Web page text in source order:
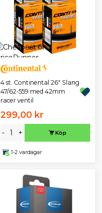
4 st. Continental 26" Slang
47/62-559 med 42mm
racer ventil
299,00 kr
- + Köp
1-2 vardagar